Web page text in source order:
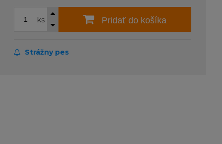
ks Pridať do košíka
Strážny pes